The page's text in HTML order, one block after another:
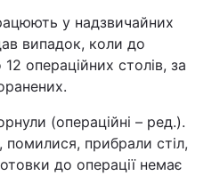
у надзвичайних
випадок, коли до
операційних столів, за
(операційні – ред.).
прибрали стіл,
до операції немає